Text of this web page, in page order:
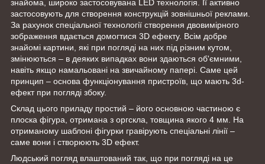
знайома, широко застосовувана LED технологія. Її активно
застосовують для створення конструкцій зовнішньої реклами.
За рахунок спеціальної технології створення двовимірного
зображення вдається домогтися 3D ефекту. Всім добре
знайомі картини, які при погляді на них під різним кутом,
змінюються – в деяких випадках вони здаються об'ємними,
навіть якщо намальовані на звичайному папері. Саме цей
принцип – основа функціонування пристроїв, що мають 3d-
ефект при погляді збоку.
Склад цього приладу простий – його основною частиною є
плоска фігура, отримана з оргскла, товщина якого 4 мм. На
отриманому шаблоні фігурки гравірують спеціальні лінії –
саме вони і створюють 3D ефект.
Людський погляд влаштований так, що при погляді на це